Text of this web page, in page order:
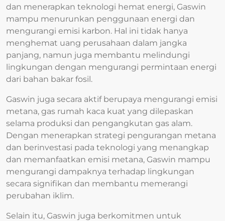
dan menerapkan teknologi hemat energi, Gaswin
mampu menurunkan penggunaan energi dan
mengurangi emisi karbon. Hal ini tidak hanya
menghemat uang perusahaan dalam jangka
panjang, namun juga membantu melindungi
lingkungan dengan mengurangi permintaan energi
dari bahan bakar fosil.
Gaswin juga secara aktif berupaya mengurangi emisi
metana, gas rumah kaca kuat yang dilepaskan
selama produksi dan pengangkutan gas alam.
Dengan menerapkan strategi pengurangan metana
dan berinvestasi pada teknologi yang menangkap
dan memanfaatkan emisi metana, Gaswin mampu
mengurangi dampaknya terhadap lingkungan
secara signifikan dan membantu memerangi
perubahan iklim.
Selain itu, Gaswin juga berkomitmen untuk